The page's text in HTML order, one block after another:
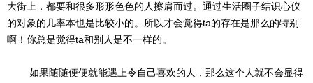
大街上，都要和很多形形色色的人擦肩而过。通过生活圈子结识心仪
的对象的几率本也是比较小的。所以才会觉得ta的存在是那么的特别
啊！你总是觉得ta和别人是不一样的。
如果随随便便就能遇上令自己喜欢的人，那么这个人就不会显得